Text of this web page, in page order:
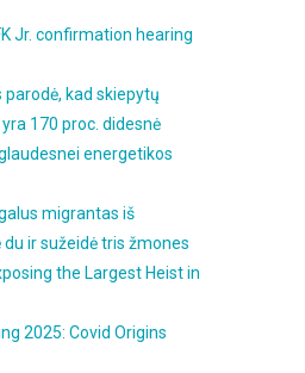
Jr. confirmation hearing
kad skiepytų
170 proc. didesnė
energetikos
migrantas iš
ir sužeidė tris žmones
the Largest Heist in
2025: Covid Origins